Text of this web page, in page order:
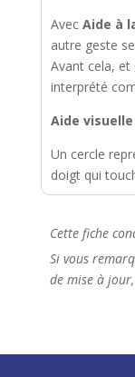
Avec Aide à
autre geste
Avant cela, et
interprété
Aide visuelle
Un cercle
doigt qui
Cette fiche
Si vous
de mise à